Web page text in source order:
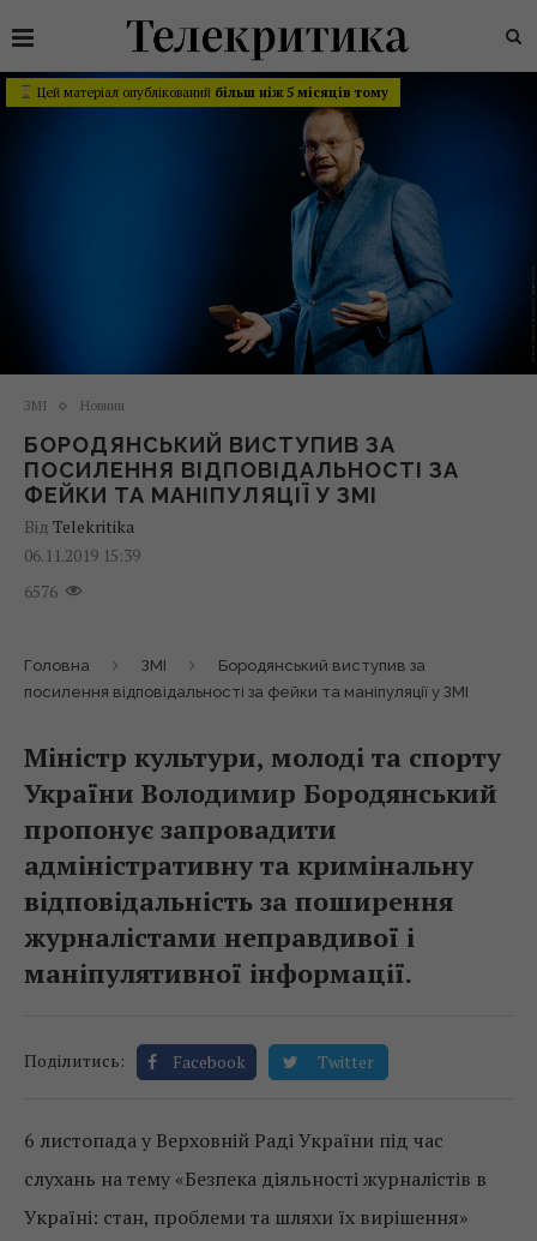
Цей матеріал опублікований більш ніж 5 місяців тому
ЗМІ Новини
БОРОДЯНСЬКИЙ ВИСТУПИВ ЗА
ПОСИЛЕННЯ ВІДПОВІДАЛЬНОСТІ ЗА
ФЕЙКИ ТА МАНІПУЛЯЦІЇ У ЗМІ
Від Telekritika
06.11.2019 15:39
6576
Головна ЗМІ
Бородянський виступив за
посилення відповідальності за фейки та маніпуляції у ЗМІ
Міністр культури, молоді та спорту
України Володимир Бородянський
пропонує запровадити
адміністративну та кримінальну
відповідальність за поширення
журналістами неправдивої і
маніпулятивної інформації.
Поділитись: Facebook Twitter
6 листопада у Верховній Раді України під час
слухань на тему «Безпека діяльності журналістів в
Україні: стан, проблеми та шляхи їх вирішення»